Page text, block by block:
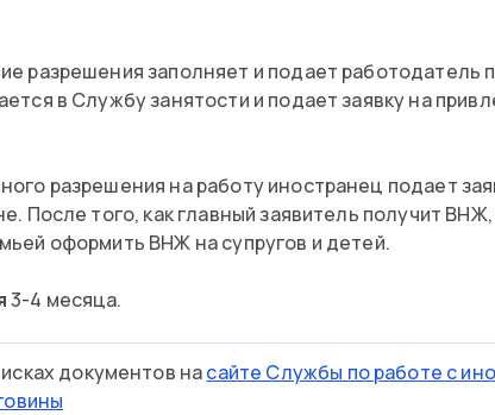
разрешения заполняет и подает работодатель
в Службу занятости и подает заявку на
разрешения на работу иностранец подает
После того, как главный заявитель получит
оформить ВНЖ на супругов и детей.
3-4 месяца.
документов насайте Службы по работе с